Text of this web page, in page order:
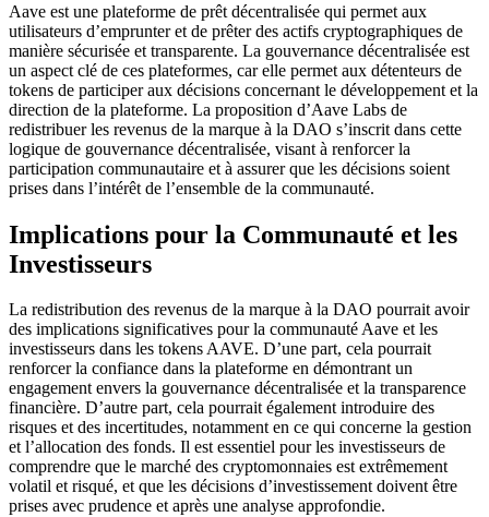
Aave est une plateforme de prêt décentralisée qui permet aux
utilisateurs d’emprunter et de prêter des actifs cryptographiques de
manière sécurisée et transparente. La gouvernance décentralisée est
un aspect clé de ces plateformes, car elle permet aux détenteurs de
tokens de participer aux décisions concernant le développement et la
direction de la plateforme. La proposition d’Aave Labs de
redistribuer les revenus de la marque à la DAO s’inscrit dans cette
logique de gouvernance décentralisée, visant à renforcer la
participation communautaire et à assurer que les décisions soient
prises dans l’intérêt de l’ensemble de la communauté.
Implications pour la Communauté et les
Investisseurs
La redistribution des revenus de la marque à la DAO pourrait avoir
des implications significatives pour la communauté Aave et les
investisseurs dans les tokens AAVE. D’une part, cela pourrait
renforcer la confiance dans la plateforme en démontrant un
engagement envers la gouvernance décentralisée et la transparence
financière. D’autre part, cela pourrait également introduire des
risques et des incertitudes, notamment en ce qui concerne la gestion
et l’allocation des fonds. Il est essentiel pour les investisseurs de
comprendre que le marché des cryptomonnaies est extrêmement
volatil et risqué, et que les décisions d’investissement doivent être
prises avec prudence et après une analyse approfondie.